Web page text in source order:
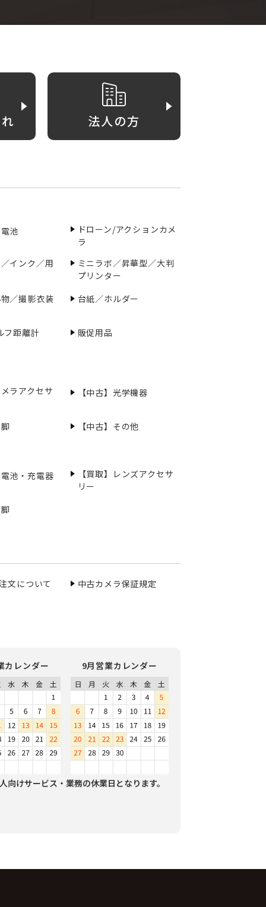
法人の方
池
ドローン/アクションカメ
ラ
インク／用
ミニラボ／昇華型／大判
プリンター
／撮影衣装
台紙／ホルダー
フ距離計 販促用品
ラアクセサ 【中古】光学機器
【中古】その他
池・充電器
【買取】レンズアクセサ
リー
文について 中古カメラ保証規定
カレンダー 9月営業カレンダー
向けサービス・業務の休業日となります。